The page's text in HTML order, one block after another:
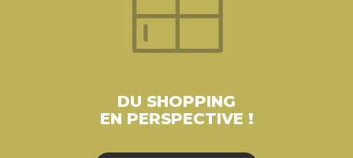
DU SHOPPING
EN PERSPECTIVE !